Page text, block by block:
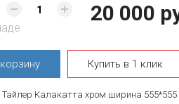
20 000
Купить в 1 клик
Калакатта хром ширина 555*555